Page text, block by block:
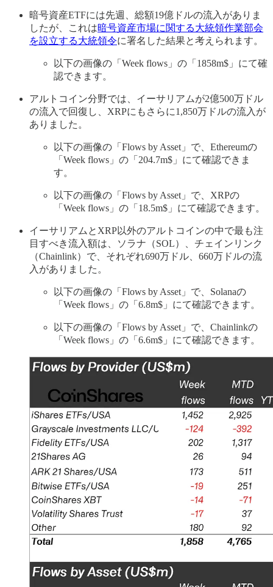
暗号資産ETFには先週、総額19億ドルの流入がありま
したが、これは暗号資産市場に関する大統領作業部会
を設立する大統領令に署名した結果と考えられます。
以下の画像の「Week flows」の「1858m$」にて確
認できます。
アルトコイン分野では、イーサリアムが2億500万ドル
の流入で回復し、XRPにもさらに1,850万ドルの流入が
ありました。
以下の画像の「Flows by Asset」で、Ethereumの
「Week flows」の「204.7m$」にて確認できま
す。
以下の画像の「Flows by Asset」で、XRPの
「Week flows」の「18.5m$」にて確認できます。
イーサリアムとXRP以外のアルトコインの中で最も注
目すべき流入額は、ソラナ（SOL）、チェインリンク
（Chainlink）で、それぞれ690万ドル、660万ドルの流
入がありました。
以下の画像の「Flows by Asset」で、Solanaの
「Week flows」の「6.8m$」にて確認できます。
以下の画像の「Flows by Asset」で、Chainlinkの
「Week flows」の「6.6m$」にて確認できます。